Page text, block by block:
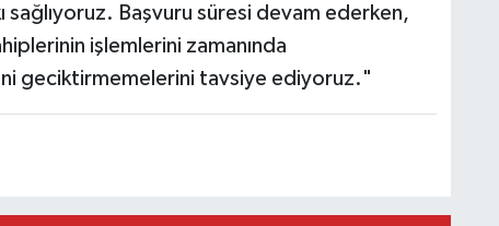
Başvuru süresi devam ederken,
işlemlerini zamanında
geciktirmemelerini tavsiye ediyoruz."